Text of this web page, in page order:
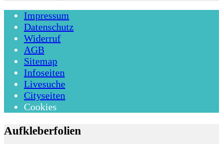
Impressum
Datenschutz
Widerruf
AGB
Sitemap
Infoseiten
Livesuche
Cityseiten
Cookies
Aufkleberfolien